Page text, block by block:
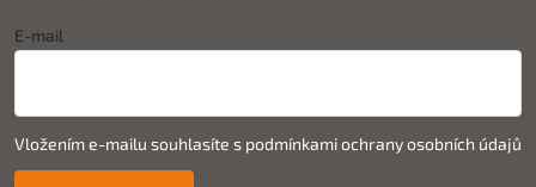
E-mail
Vložením e-mailu souhlasíte s podmínkami ochrany osobních údajů